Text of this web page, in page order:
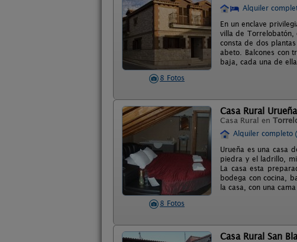
8 Fotos
Alquiler
En un enclave
villa de Torrelobatón,
consta de dos
abeto. Balcones con
baja, cada una de
8 Fotos
Casa Rural Urueña
Casa Rural en
Alquiler completo
Urueña es una casa
piedra y el ladrillo,
La casa esta
bodega con cocina,
la casa, con una
Casa Rural San